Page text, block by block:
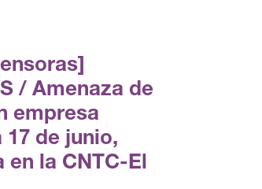
/ Amenaza de
empresa
17 de junio,
en la CNTC-El